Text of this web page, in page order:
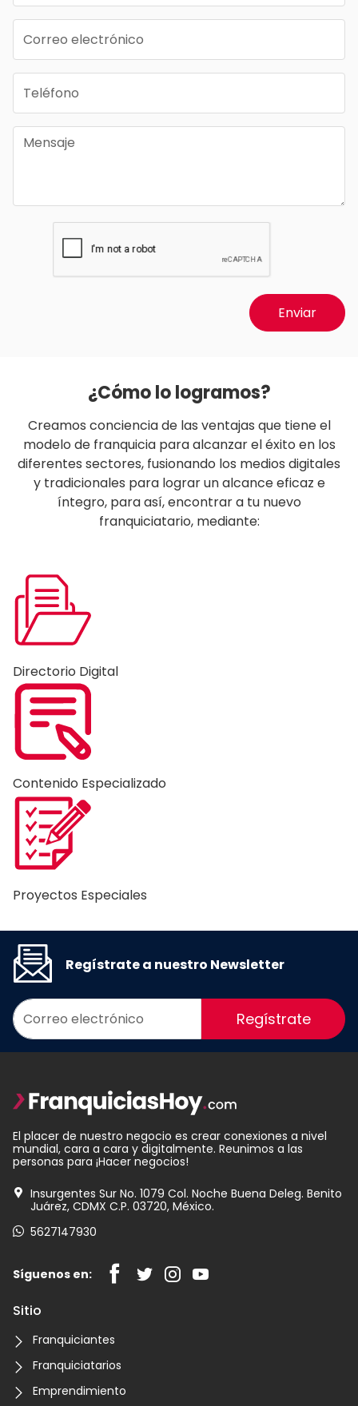
Enviar
¿Cómo lo logramos?
Creamos conciencia de las ventajas que tiene el
modelo de franquicia para alcanzar el éxito en los
diferentes sectores, fusionando los medios digitales
y tradicionales para lograr un alcance eficaz e
íntegro, para así, encontrar a tu nuevo
franquiciatario, mediante:
Directorio Digital
Contenido Especializado
Proyectos Especiales
Regístrate a nuestro Newsletter
Regístrate
El placer de nuestro negocio es crear conexiones a nivel
mundial, cara a cara y digitalmente. Reunimos a las
personas para ¡Hacer negocios!
Insurgentes Sur No. 1079 Col. Noche Buena Deleg. Benito
Juárez, CDMX C.P. 03720, México.
5627147930
Síguenos en:
Sitio
Franquiciantes
Franquiciatarios
Emprendimiento